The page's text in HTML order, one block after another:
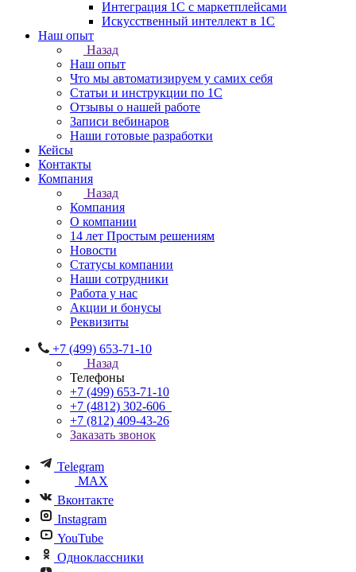
Интеграция 1С с маркетплейсами
Искусственный интеллект в 1С
Наш опыт
Назад
Наш опыт
Что мы автоматизируем у самих себя
Статьи и инструкции по 1С
Отзывы о нашей работе
Записи вебинаров
Наши готовые разработки
Кейсы
Контакты
Компания
Назад
Компания
О компании
14 лет Простым решениям
Новости
Статусы компании
Наши сотрудники
Работа у нас
Акции и бонусы
Реквизиты
+7 (499) 653-71-10
Назад
Телефоны
+7 (499) 653-71-10
+7 (4812) 302-606
+7 (812) 409-43-26
Заказать звонок
Telegram
MAX
Вконтакте
Instagram
YouTube
Одноклассники